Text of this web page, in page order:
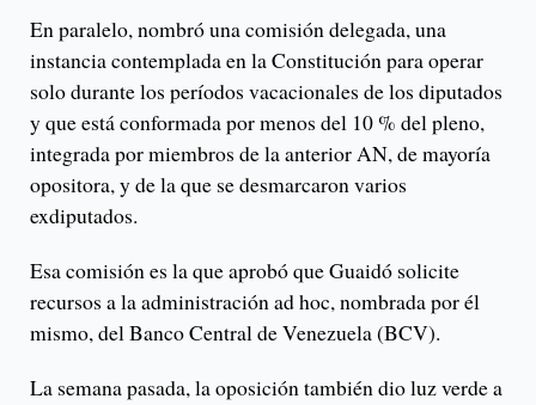
En paralelo, nombró una comisión delegada, una
instancia contemplada en la Constitución para operar
solo durante los períodos vacacionales de los diputados
y que está conformada por menos del 10 % del pleno,
integrada por miembros de la anterior AN, de mayoría
opositora, y de la que se desmarcaron varios
exdiputados.
Esa comisión es la que aprobó que Guaidó solicite
recursos a la administración ad hoc, nombrada por él
mismo, del Banco Central de Venezuela (BCV).
La semana pasada, la oposición también dio luz verde a